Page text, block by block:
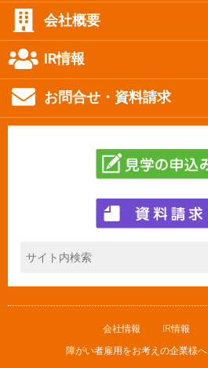
会社概要
IR情報
お問合せ・資料請求
会社情報 IR情報
障がい者雇用をお考えの企業様へ